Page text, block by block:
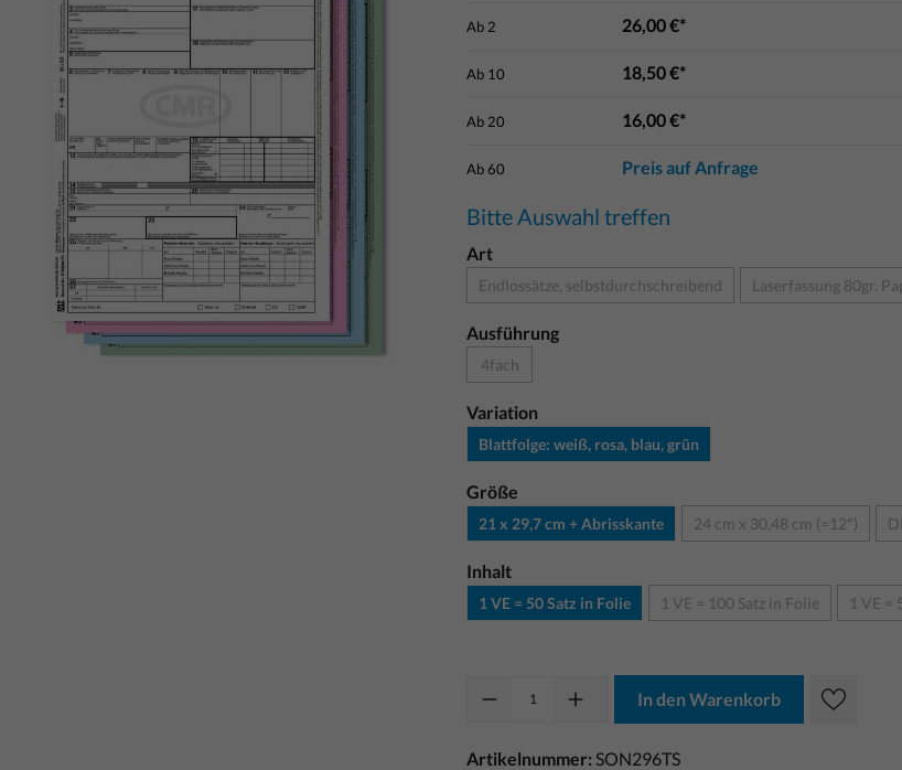
Ab 2 26,00 €*
Ab 10 18,50 €*
Ab 20 16,00 €*
Ab60 Preis auf Anfrage
Bitte Auswahl treffen
Art
Endlossätze, selbstdurchschreibend Laserfassung 80gr.
Ausführung
4fach
Variation
Blattfolge: weiß, rosa, blau, grün
Größe
21 x 29,7 cm + Abrisskante 24 cm x 30,48 cm (=12")
Inhalt
1 VE = 50 Satz in Folie 1 VE = 100 Satz in Folie 1 VE =
In den Warenkorb
Artikelnummer: SON296TS